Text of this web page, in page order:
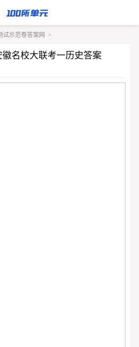
试示范卷答案网 >
徽名校大联考一历史答案